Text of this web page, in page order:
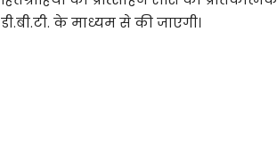
डी.बी.टी. के माध्यम से की जाएगी।